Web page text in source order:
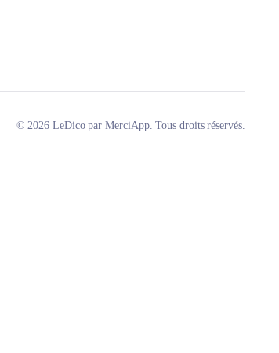
© 2026 LeDico par MerciApp. Tous droits réservés.